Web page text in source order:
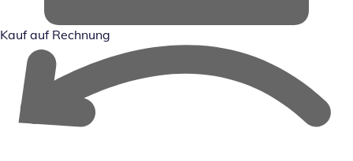
Kauf auf Rechnung